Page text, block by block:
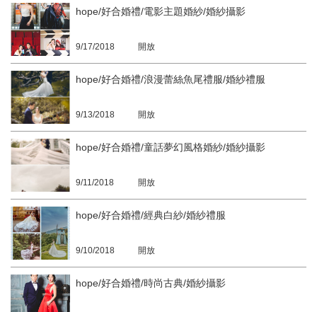
hope/好合婚禮/電影主題婚紗/婚紗攝影
9/17/2018 開放
hope/好合婚禮/浪漫蕾絲魚尾禮服/婚紗禮服
9/13/2018 開放
hope/好合婚禮/童話夢幻風格婚紗/婚紗攝影
9/11/2018 開放
hope/好合婚禮/經典白紗/婚紗禮服
9/10/2018 開放
hope/好合婚禮/時尚古典/婚紗攝影